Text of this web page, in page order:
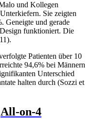
und Kollegen
Sie zeigten
Geneigte und gerade
funktioniert. Die
Patienten über 10
94,6% bei Männern
Unterschied
halten durch (Sozzi et
All-on-4